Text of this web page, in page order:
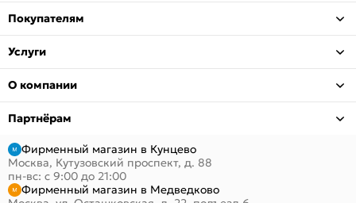
Покупателям
Услуги
О компании
Партнёрам
Фирменный магазин в Кунцево
Москва, Кутузовский проспект, д. 88
пн-вс: с 9:00 до 21:00
Фирменный магазин в Медведково